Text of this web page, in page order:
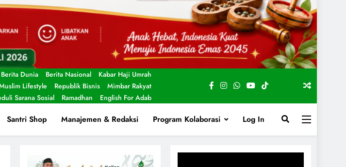
Berita Dunia Berita Nasional
Kabar Haji Umrah
Lifestyle Republik Bisnis
Mimbar Rakyat
Sarana Sosial Ramadhan English For Adab
Santri Shop Manajemen & Redaksi Program Kolaborasi Log In